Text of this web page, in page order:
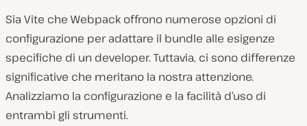
Sia Vite che Webpack offrono numerose opzioni di
configurazione per adattare il bundle alle esigenze
specifiche di un developer. Tuttavia, ci sono differenze
significative che meritano la nostra attenzione.
Analizziamo la configurazione e la facilità d’uso di
entrambi gli strumenti.